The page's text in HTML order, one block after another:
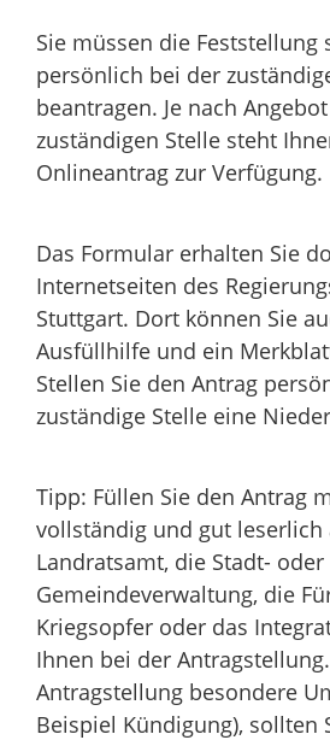
Sie müssen die
persönlich bei der
beantragen. Je nach
zuständigen Stelle steht
Onlineantrag zur Verfügung.
Das Formular erhalten Sie
Internetseiten des
Stuttgart. Dort können Sie
Ausfüllhilfe und ein
Stellen Sie den Antrag
zuständige Stelle eine
Tipp: Füllen Sie den Antrag
vollständig und gut leserlich
Landratsamt, die Stadt- oder
Gemeindeverwaltung, die
Kriegsopfer oder das
Ihnen bei der
Antragstellung besondere
Beispiel Kündigung), sollten